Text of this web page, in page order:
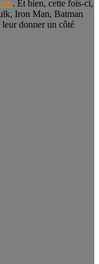
. Et bien, cette fois-ci,
Iron Man, Batman
donner un côté